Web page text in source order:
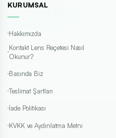
KURUMSAL
Hakkımızda
Kontakt Lens Reçetesi Nasıl
Okunur?
Basında Biz
Teslimat Şartları
İade Politikası
KVKK ve Aydınlatma Metni